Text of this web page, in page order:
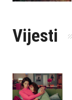
Vijesti